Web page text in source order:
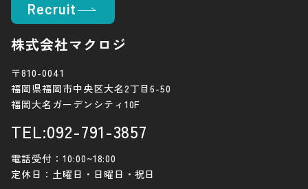
Recruit
株式会社マクロジ
〒810-0041
福岡県福岡市中央区大名2丁目6-50
福岡大名ガーデンシティ10F
TEL:092-791-3857
電話受付：10:00~18:00
定休日：土曜日・日曜日・祝日